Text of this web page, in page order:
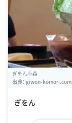
ぎをん小森
出典： giwon-komori.com
ぎをん